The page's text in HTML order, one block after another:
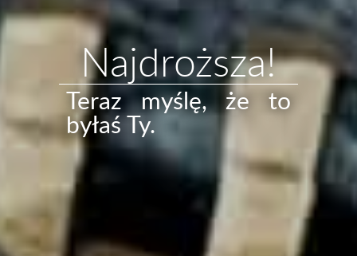
Najdroższa!
Teraz myślę, że to
byłaś Ty.